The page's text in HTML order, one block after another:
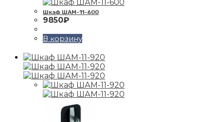
Шкаф ШАМ-11-600
9850₽
В корзину